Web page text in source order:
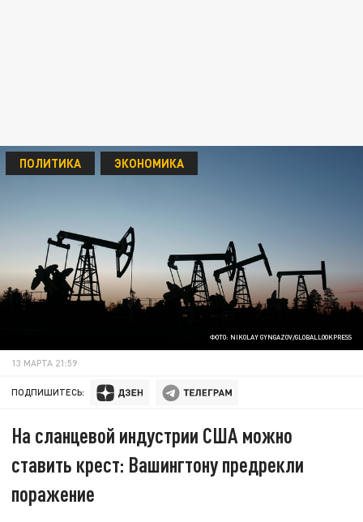
ФОТО: NIKOLAY GYNGAZOV/GLOBALLOOKPRESS
ПОЛИТИКА ЭКОНОМИКА
13 МАРТА 21:59
ПОДПИШИТЕСЬ:
На сланцевой индустрии США можно
ставить крест: Вашингтону предрекли
поражение